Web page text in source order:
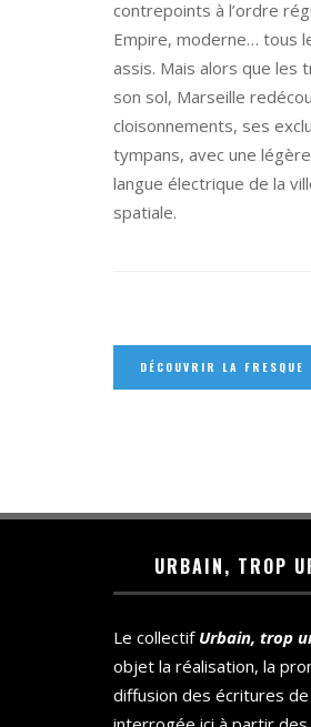
contrepoints à l’ordre
Empire, moderne… tous
assis. Mais alors que les
son sol, Marseille
cloisonnements, ses
tympans, avec une
langue électrique de la
spatiale.
DÉCOUVRIR LA
URBAIN, TROP
Le collectif Urbain, trop
objet la réalisation, la
diffusion des écritures de